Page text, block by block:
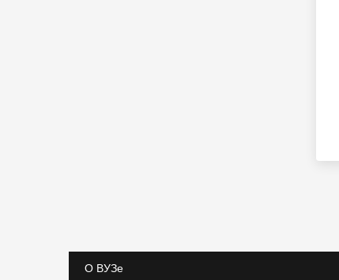
О ВУЗе